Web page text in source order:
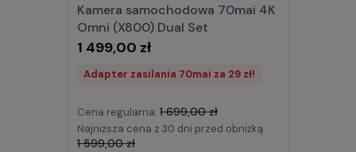
Kamera samochodowa 70mai 4K
Omni (X800) Dual Set
1 499,00 zł
Adapter zasilania 70mai za 29 zł!
Cena regularna: 1 699,00 zł
Najniższa cena z 30 dni przed obniżką:
1 599,00 zł